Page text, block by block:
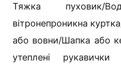
Тяжка пуховик/
вітронепроникна
або вовни/Шапка або
утеплені рукавички